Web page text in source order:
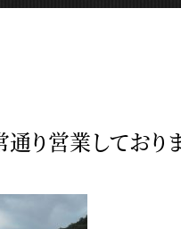
り営業しておりま